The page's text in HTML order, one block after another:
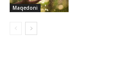
Maqedoni